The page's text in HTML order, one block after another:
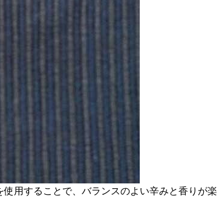
用することで、バランスのよい辛みと香りが楽